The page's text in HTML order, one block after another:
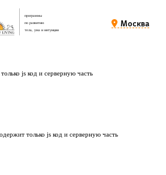
программы
по развитию
тела, ума и интуиции
Москва
js код и серверную часть
только js код и серверную часть